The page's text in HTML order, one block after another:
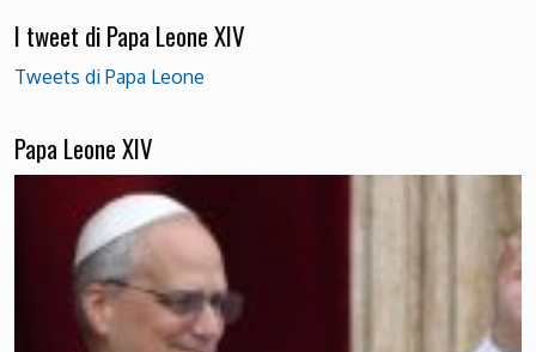
I tweet di Papa Leone XIV
Tweets di Papa Leone
Papa Leone XIV